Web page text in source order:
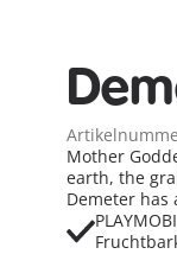
Mother
earth, the
Demeter has